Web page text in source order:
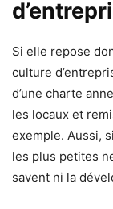
Si elle repose
culture
d’une charte
les locaux et
exemple. Aussi,
les plus petites
savent ni la